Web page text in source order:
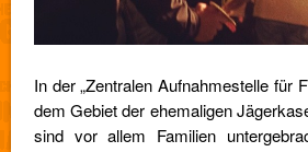
In der „Zentralen Aufnahmestelle für
dem Gebiet der ehemaligen
sind vor allem Familien